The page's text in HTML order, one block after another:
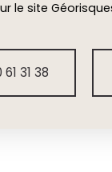
le site
31 38